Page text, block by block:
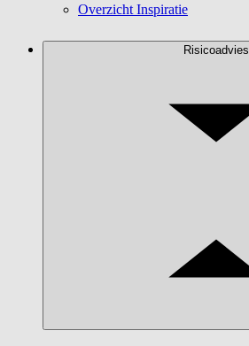
Overzicht Inspiratie
Risicoadvies